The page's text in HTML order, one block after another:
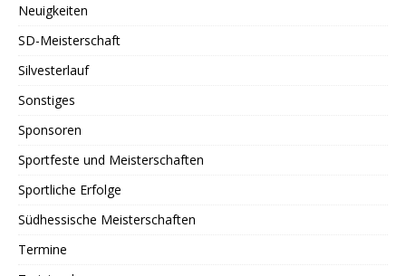
Neuigkeiten
SD-Meisterschaft
Silvesterlauf
Sonstiges
Sponsoren
Sportfeste und Meisterschaften
Sportliche Erfolge
Südhessische Meisterschaften
Termine